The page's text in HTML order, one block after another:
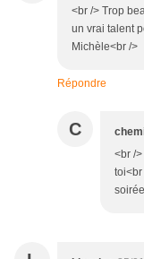
<br /> Trop
un vrai talent
Michèle<br />
Répondre
C
<br /
toi<br